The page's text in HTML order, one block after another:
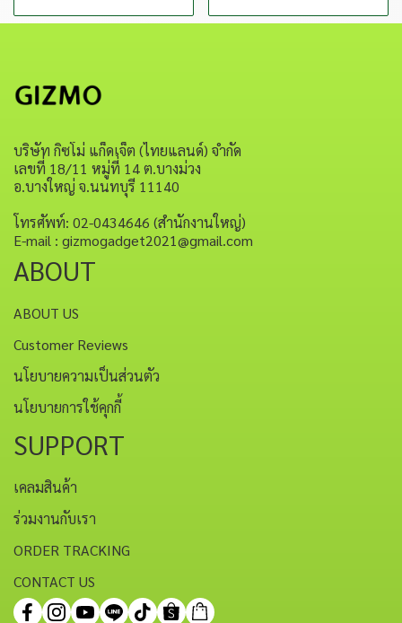
บริษัท กิซโม่ แก็ดเจ็ต (ไทยแลนด์) จำกัด
เลขที่ 18/11 หมู่ที่ 14 ต.บางม่วง
อ.บางใหญ่ จ.นนทบุรี 11140
โทรศัพท์: 02-0434646 (สำนักงานใหญ่)
E-mail : gizmogadget2021@gmail.com
ABOUT
ABOUT US
Customer Reviews
นโยบายความเป็นส่วนตัว
นโยบายการใช้คุกกี้
SUPPORT
เคลมสินค้า
ร่วมงานกับเรา
ORDER TRACKING
CONTACT US